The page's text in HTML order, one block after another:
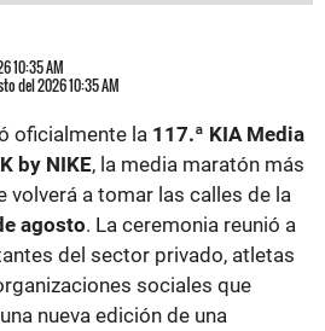
10:35 AM
del 2026 10:35 AM
oficialmente la 117.ª KIA Media
by NIKE, la media maratón más
volverá a tomar las calles de la
agosto. La ceremonia reunió a
del sector privado, atletas
sociales que
nueva edición de una